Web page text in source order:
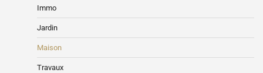
Immo
Jardin
Maison
Travaux